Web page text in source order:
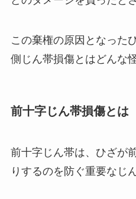
この棄権の原因となった
側じん帯損傷とはどんな
前十字じん帯損傷とは
前十字じん帯は、ひざが
りするのを防ぐ重要なじ